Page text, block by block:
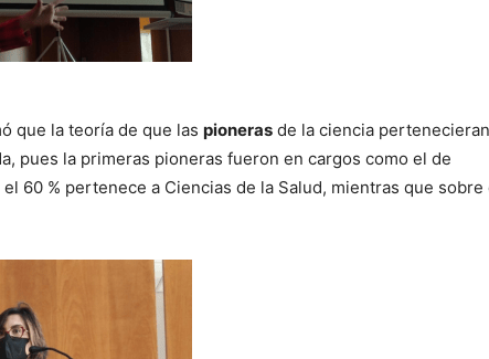
que la teoría de que las pioneras de la ciencia
pues la primeras pioneras fueron en cargos como el de
60 % pertenece a Ciencias de la Salud, mientras que sobre